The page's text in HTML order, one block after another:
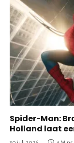
Spider-Man:
Holland laat